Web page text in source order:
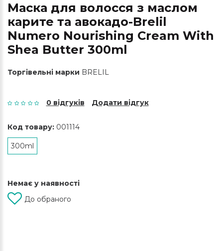
Маска для волосся з маслом
карите та авокадо-Brelil
Numero Nourishing Cream With
Shea Butter 300ml
Торгівельні марки BRELIL
0 відгуків Додати відгук
Код товару: 001114
300ml
Немає у наявності
До обраного